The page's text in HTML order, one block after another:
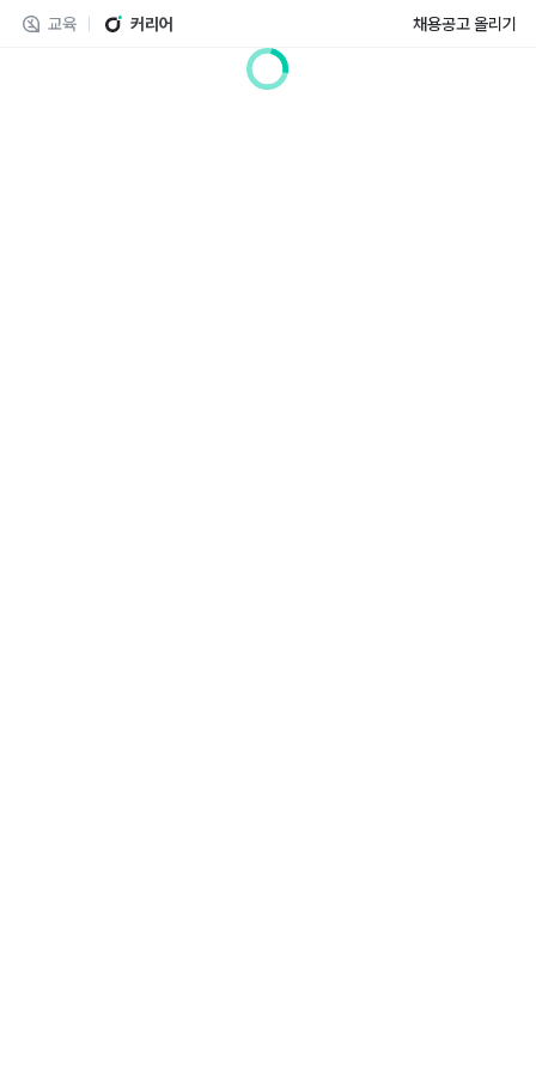
교육 커리어 채용공고 올리기